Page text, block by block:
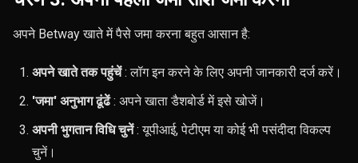
अपने Betway खाते में पैसे जमा करना बहुत आसान है:
अपने खाते तक पहुंचें: लॉग इन करने के लिए अपनी जानकारी दर्ज करें।
'जमा' अनुभाग ढूंढें: अपने खाता डैशबोर्ड में इसे खोजें।
अपनी भुगतान विधि चुनें: यूपीआई, पेटीएम या कोई भी पसंदीदा विकल्प
चुनें।